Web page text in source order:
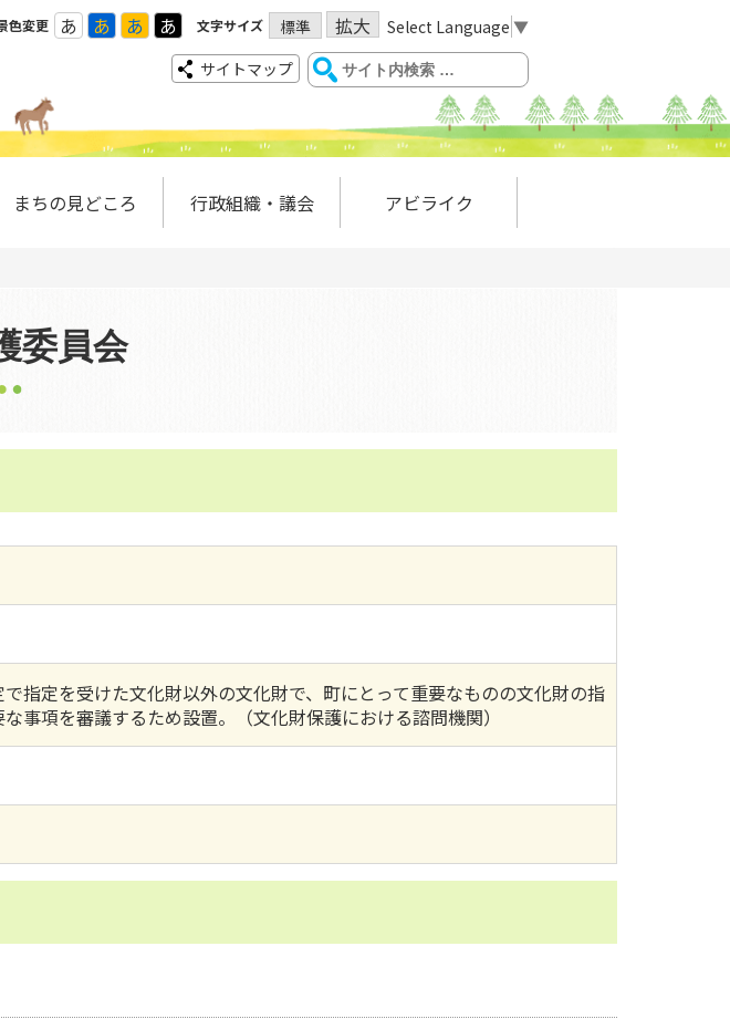
色変更 あ あ あ あ 文字サイズ 標準 拡大 Select Language ▼
サイトマップ
まちの見どころ 行政組織・議会 アビライク
委員会
指定を受けた文化財以外の文化財で、町にとって重要なものの文化財の指
事項を審議するため設置。（文化財保護における諮問機関）